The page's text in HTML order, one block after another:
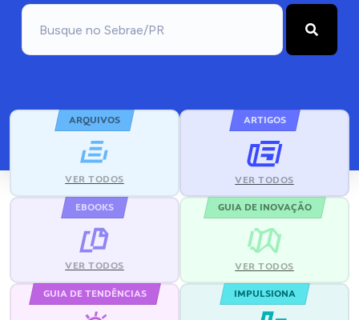
ARQUIVOS
VER TODOS
ARTIGOS
VER TODOS
EBOOKS
VER TODOS
GUIA DE INOVAÇÃO
VER TODOS
GUIA DE TENDÊNCIAS IMPULSIONA